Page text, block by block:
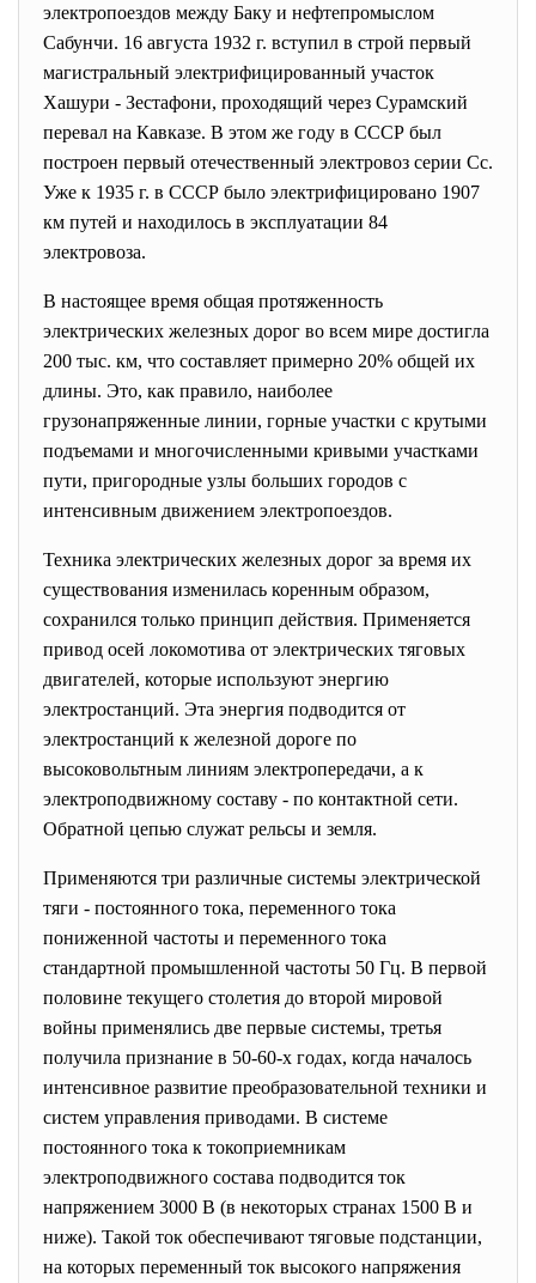
электропоездов между Баку и нефтепромыслом
Сабунчи. 16 августа 1932 г. вступил в строй первый
магистральный электрифицированный участок
Хашури - Зестафони, проходящий через Сурамский
перевал на Кавказе. В этом же году в СССР был
построен первый отечественный электровоз серии Сс.
Уже к 1935 г. в СССР было электрифицировано 1907
км путей и находилось в эксплуатации 84
электровоза.
В настоящее время общая протяженность
электрических железных дорог во всем мире достигла
200 тыс. км, что составляет примерно 20% общей их
длины. Это, как правило, наиболее
грузонапряженные линии, горные участки с крутыми
подъемами и многочисленными кривыми участками
пути, пригородные узлы больших городов с
интенсивным движением электропоездов.
Техника электрических железных дорог за время их
существования изменилась коренным образом,
сохранился только принцип действия. Применяется
привод осей локомотива от электрических тяговых
двигателей, которые используют энергию
электростанций. Эта энергия подводится от
электростанций к железной дороге по
высоковольтным линиям электропередачи, а к
электроподвижному составу - по контактной сети.
Обратной цепью служат рельсы и земля.
Применяются три различные системы электрической
тяги - постоянного тока, переменного тока
пониженной частоты и переменного тока
стандартной промышленной частоты 50 Гц. В первой
половине текущего столетия до второй мировой
войны применялись две первые системы, третья
получила признание в 50-60-х годах, когда началось
интенсивное развитие преобразовательной техники и
систем управления приводами. В системе
постоянного тока к токоприемникам
электроподвижного состава подводится ток
напряжением 3000 В (в некоторых странах 1500 В и
ниже). Такой ток обеспечивают тяговые подстанции,
на которых переменный ток высокого напряжения